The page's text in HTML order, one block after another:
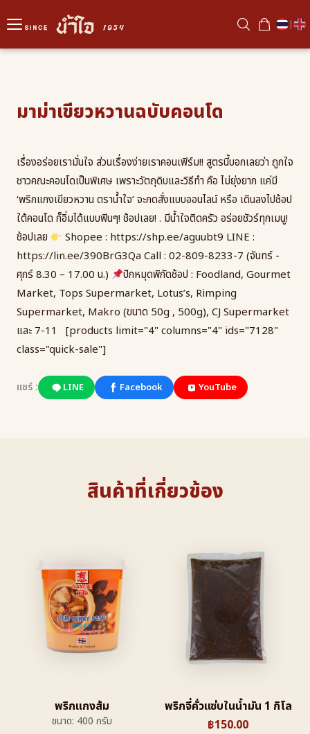
|
มาม่าเขียวหวานฉบับคอนโด
เรื่องอร่อยเรามั่นใจ ส่วนเรื่องง่ายเราคอนเฟิร์ม!! สูตรนี้บอกเลยว่า ถูกใจ
ชาวคณะคอนโดเป็นพิเศษ เพราะวัตถุดิบและวิธีทำ คือ ไม่ยุ่งยาก แค่มี
‘พริกแกงเขียวหวาน ตราน้ำใจ’ จะกดสั่งแบบออนไลน์ หรือ เดินลงไปช้อป
ใต้คอนโด ก็อิ่มได้แบบฟินๆ! ช้อปเลย! . มีน้ำใจติดครัว อร่อยชัวร์ทุกเมนู!
ช้อปเลย
Shopee : https://shp.ee/aguubt9 LINE :
https://lin.ee/390BrG3Qa Call : 02-809-8233-7 (จันทร์ -
ศุกร์ 8.30 – 17.00 น.)
ปักหมุดพิกัดช้อป : Foodland, Gourmet
Market, Tops Supermarket, Lotus’s, Rimping
Supermarket, Makro (ขนาด 50g , 500g), CJ Supermarket
และ 7-11 [products limit="4" columns="4" ids="7128"
class="quick-sale"]
แชร์ : LINE Facebook YouTube
สินค้าที่เกี่ยวข้อง
พริกแกงส้ม
ขนาด: 400 กรัม
พริกจี่คั่วแซ่บในน้ำมัน 1 กิโล
฿150.00